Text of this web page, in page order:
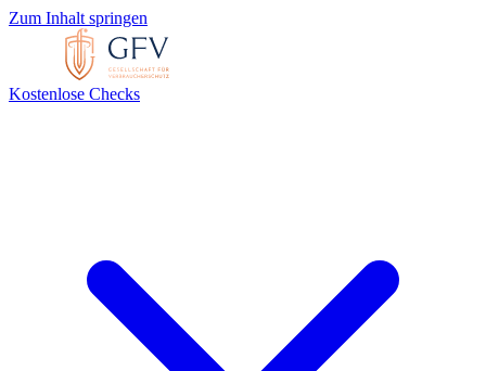
Zum Inhalt springen
Kostenlose Checks